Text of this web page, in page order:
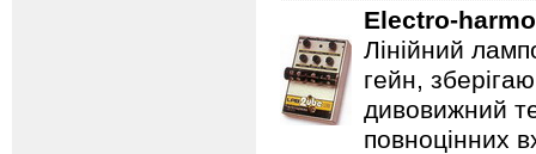
Electro-
Лінійний
гейн,
дивовижний
повноцінних